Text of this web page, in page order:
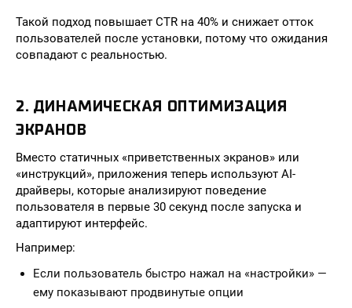
Такой подход повышает CTR на 40% и снижает отток
пользователей после установки, потому что ожидания
совпадают с реальностью.
2. ДИНАМИЧЕСКАЯ ОПТИМИЗАЦИЯ
ЭКРАНОВ
Вместо статичных «приветственных экранов» или
«инструкций», приложения теперь используют AI-
драйверы, которые анализируют поведение
пользователя в первые 30 секунд после запуска и
адаптируют интерфейс.
Например:
Если пользователь быстро нажал на «настройки» —
ему показывают продвинутые опции